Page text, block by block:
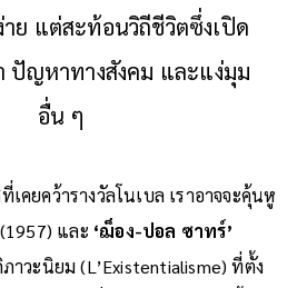
าย แต่สะท้อนวิถีชีวิตซึ่งเปิด
ปัญหาทางสังคม และแง่มุม
อื่น ๆ
คยคว้ารางวัลโนเบล เราอาจจะคุ้นหู
(1957) และ ‘ฌ็อง-ปอล ซาทร์’
าวะนิยม (L’Existentialisme) ที่ตั้ง